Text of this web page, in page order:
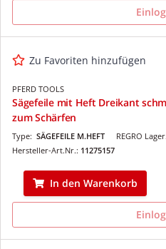
Zu Favoriten hinzufügen
PFERD TOOLS
Sägefeile mit Heft Dreikant
zum Schärfen
REGRO
Type: SÄGEFEILE M.HEFT
Hersteller-Art.Nr.: 11275157
In den Warenkorb